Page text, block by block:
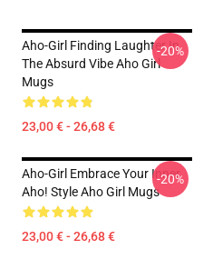
Aho-Girl Finding Laughter In
The Absurd Vibe Aho Girl
Mugs
23,00 € - 26,68 €
-20%
Aho-Girl Embrace Your Inner
Aho! Style Aho Girl Mugs
23,00 € - 26,68 €
-20%